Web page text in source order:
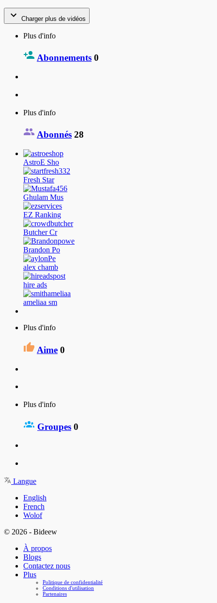
Charger plus de vidéos
Plus d'info
Abonnements 0
Plus d'info
Abonnés 28
AstroE Sho
Fresh Star
Ghulam Mus
EZ Ranking
Butcher Cr
Brandon Po
alex chamb
hire ads
ameliaa sm
Plus d'info
Aime 0
Plus d'info
Groupes 0
Langue
English
French
Wolof
© 2026 - Bideew
À propos
Blogs
Contactez nous
Plus
Politique de confidentialité
Conditions d'utilisation
Partenaires